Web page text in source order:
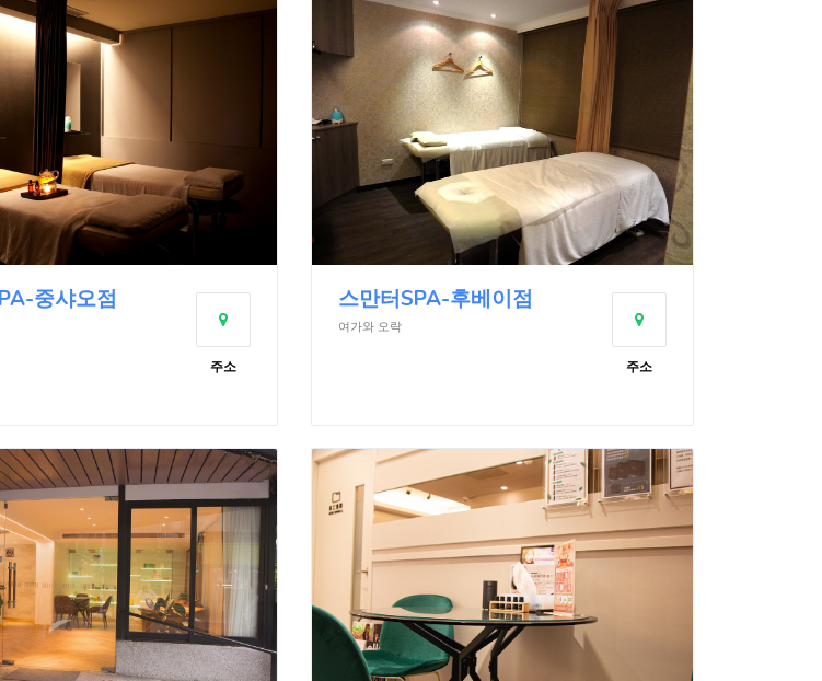
중샤오점
주소
스만터SPA-후베이점
여가와 오락
주소